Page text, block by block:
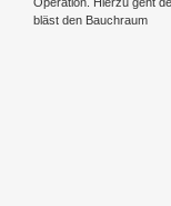
bläst den Bauchraum